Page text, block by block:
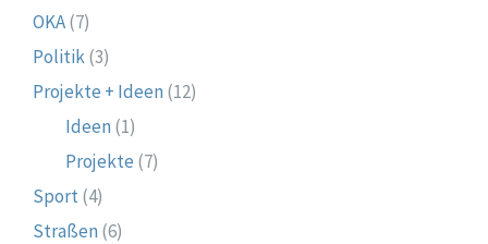
OKA(7)
Politik(3)
Projekte + Ideen (12)
Ideen (1)
Projekte (7)
Sport(4)
Straßen (6)